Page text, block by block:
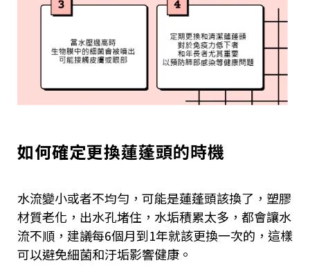
如何確定更換蓮蓬頭的時機
水流變小或者不均勻，可能是蓮蓬頭該換了，塑膠
材質老化，出水孔堵住，水垢積累太多，都會讓水
流不順，建議每6個月到1年就該更換一次的，這樣
可以避免細菌和汙垢影響健康。